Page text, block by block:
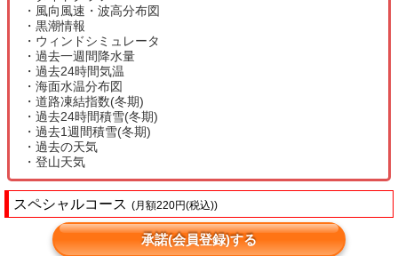
・風向風速・波高分布図
・黒潮情報
・ウィンドシミュレータ
・過去一週間降水量
・過去24時間気温
・海面水温分布図
・道路凍結指数(冬期)
・過去24時間積雪(冬期)
・過去1週間積雪(冬期)
・過去の天気
・登山天気
スペシャルコース (月額220円(税込))
承諾(会員登録)する